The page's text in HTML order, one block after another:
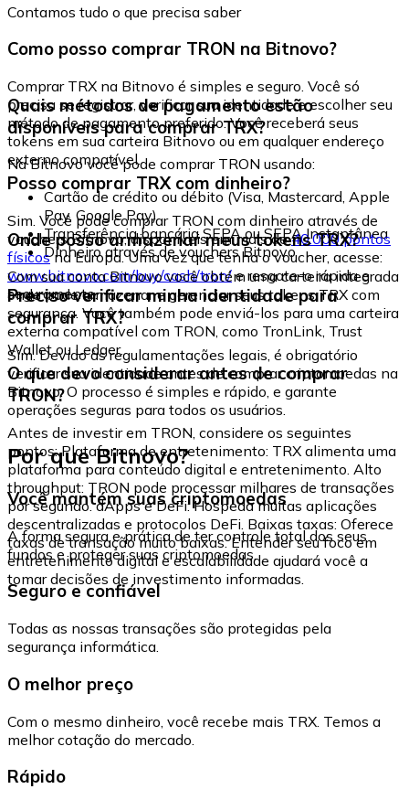
Contamos tudo o que precisa saber
Como posso comprar TRON na Bitnovo?
Comprar TRX na Bitnovo é simples e seguro. Você só
precisa se registrar, verificar sua identidade e escolher seu
método de pagamento preferido. Você receberá seus
tokens em sua carteira Bitnovo ou em qualquer endereço
externo compatível.
Quais métodos de pagamento estão
disponíveis para comprar TRX?
Na Bitnovo você pode comprar TRON usando:
Cartão de crédito ou débito (Visa, Mastercard, Apple
Pay, Google Pay)
Transferência bancária SEPA ou SEPA Instantânea
Dinheiro através de vouchers Bitnovo
Posso comprar TRX com dinheiro?
Sim. Você pode comprar TRON com dinheiro através de
vouchers Bitnovo, disponíveis em mais de40.000 pontos
físicosna Europa. Uma vez que tenha o voucher, acesse:
www.bitnovo.com/buy/cash/tron/e resgate-o rápida e
seguramente.
Onde posso armazenar meus tokens TRX?
Com sua conta Bitnovo você obtém uma carteira integrada
onde pode armazenar e gerenciar seus tokens TRX com
segurança. Você também pode enviá-los para uma carteira
externa compatível com TRON, como TronLink, Trust
Wallet ou Ledger.
Preciso verificar minha identidade para
comprar TRX?
Sim. Devido às regulamentações legais, é obrigatório
verificar sua identidade antes de comprar criptomoedas na
Bitnovo. O processo é simples e rápido, e garante
operações seguras para todos os usuários.
O que devo considerar antes de comprar
TRON?
Antes de investir em TRON, considere os seguintes
pontos: Plataforma de entretenimento: TRX alimenta uma
plataforma para conteúdo digital e entretenimento. Alto
throughput: TRON pode processar milhares de transações
por segundo. dApps e DeFi: Hospeda muitas aplicações
descentralizadas e protocolos DeFi. Baixas taxas: Oferece
taxas de transação muito baixas. Entender seu foco em
entretenimento digital e escalabilidade ajudará você a
tomar decisões de investimento informadas.
Por que Bitnovo?
Você mantém suas criptomoedas
A forma segura e prática de ter controle total dos seus
fundos e proteger suas criptomoedas.
Seguro e confiável
Todas as nossas transações são protegidas pela
segurança informática.
O melhor preço
Com o mesmo dinheiro, você recebe mais TRX. Temos a
melhor cotação do mercado.
Rápido